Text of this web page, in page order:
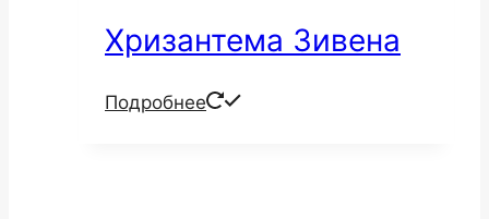
Хризантема Зивена
Подробнее